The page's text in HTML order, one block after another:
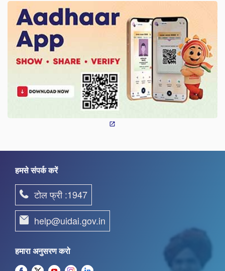
हमसे संपर्क करें
टोल फ्री :1947
help@uidai.gov.in
हमारा अनुसरण करो